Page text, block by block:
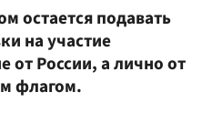
остается подавать
на участие
от России, а лично от
флагом.